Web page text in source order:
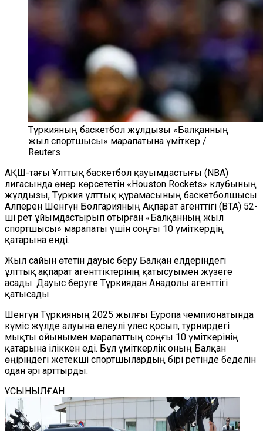
Түркияның баскетбол жұлдызы «Балқанның
жыл спортшысы» марапатына үміткер /
Reuters
АҚШ-тағы Ұлттық баскетбол қауымдастығы (NBA)
лигасында өнер көрсететін «Houston Rockets» клубының
жұлдызы, Түркия ұлттық құрамасының баскетболшысы
Алперен Шенгүн Болгарияның Ақпарат агенттігі (BTA) 52-
ші рет ұйымдастырып отырған «Балқанның жыл
спортшысы» марапаты үшін соңғы 10 үміткердің
қатарына енді.
Жыл сайын өтетін дауыс беру Балқан елдеріндегі
ұлттық ақпарат агенттіктерінің қатысуымен жүзеге
асады. Дауыс беруге Түркиядан Анадолы агенттігі
қатысады.
Шенгүн Түркияның 2025 жылғы Еуропа чемпионатында
күміс жүлде алуына елеулі үлес қосып, турнирдегі
мықты ойынымен марапаттың соңғы 10 үміткерінің
қатарына іліккен еді. Бұл үміткерлік оның Балқан
өңіріндегі жетекші спортшылардың бірі ретінде беделін
одан әрі арттырды.
ҰСЫНЫЛҒАН